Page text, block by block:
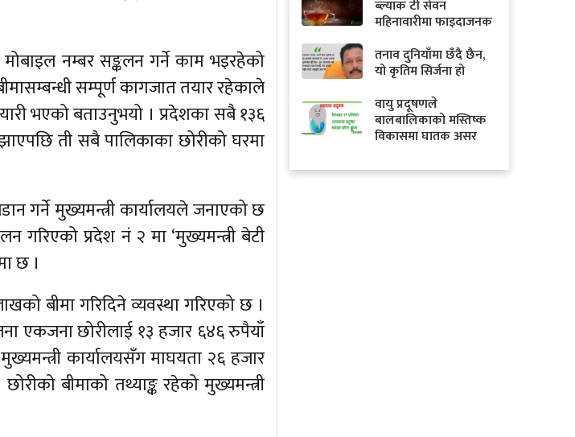
नम्बर सङ्कलन गर्ने काम भइरहेको
सम्पूर्ण कागजात तयार रहेकाले
भएको बताउनुभयो । प्रदेशका सबै १३६
ती सबै पालिकाका छोरीको घरमा
गर्ने मुख्यमन्त्री कार्यालयले जनाएको छ
गरिएको प्रदेश नं २ मा ‘मुख्यमन्त्री बेटी
छ ।
बीमा गरिदिने व्यवस्था गरिएको छ ।
एकजना छोरीलाई १३ हजार ६४६ रुपैयाँ
कार्यालयसँग माघयता २६ हजार
बीमाको तथ्याङ्क रहेको मुख्यमन्त्री
ब्ल्याक टी सेवन
महिनावारीमा फाइदाजनक
तनाव दुनियाँमा छँदै छैन,
यो कृतिम सिर्जना हो
वायु प्रदूषणले
बालबालिकाको मस्तिष्क
विकासमा घातक असर